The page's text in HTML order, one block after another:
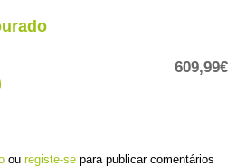
609,99€
6S - Rosa Dourado
ouregiste-se para publicar comentários